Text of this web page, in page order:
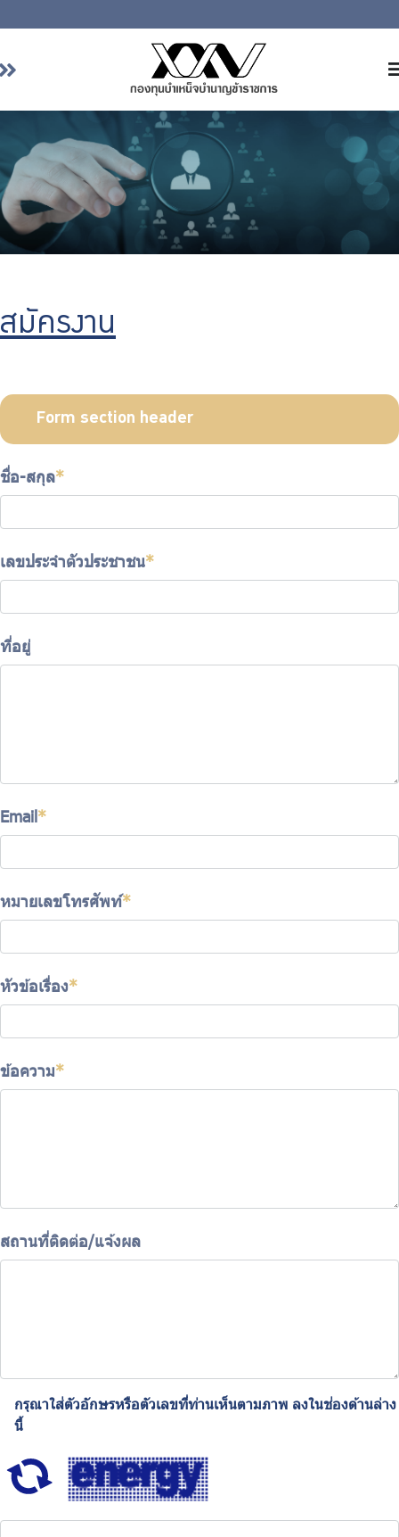
เกี่ยวกับ กบข.
บริการสมาชิก
ลงทุน
การลงทุนอย่างรับผิดชอบ
ข่าวสารและกิจกรรม
ร่วมงานกับเรา
ติดต่อเรา
สมัครงาน
Form section header
ชื่อ-สกุล*
เลขประจำตัวประชาชน*
ที่อยู่
Email*
หมายเลขโทรศัพท์*
หัวข้อเรื่อง*
ข้อความ*
สถานที่ติดต่อ/แจ้งผล
กรุณาใส่ตัวอักษรหรือตัวเลขที่ท่านเห็นตามภาพ ลงในช่องด้านล่าง
นี้